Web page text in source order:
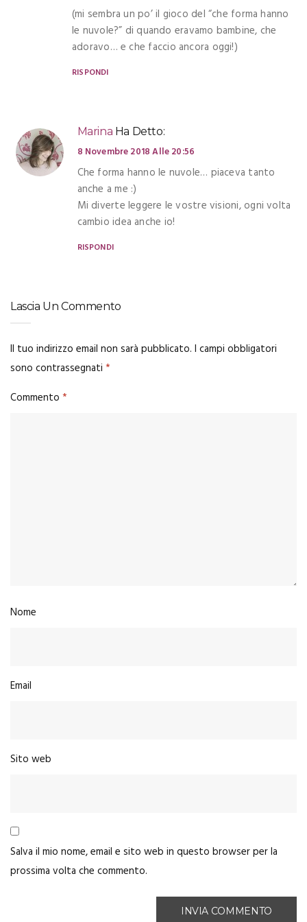
(mi sembra un po’ il gioco del “che forma hanno
le nuvole?” di quando eravamo bambine, che
adoravo… e che faccio ancora oggi!)
RISPONDI
Marina Ha Detto:
8 Novembre 2018 Alle 20:56
Che forma hanno le nuvole… piaceva tanto
anche a me :)
Mi diverte leggere le vostre visioni, ogni volta
cambio idea anche io!
RISPONDI
Lascia Un Commento
Il tuo indirizzo email non sarà pubblicato. I campi obbligatori
sono contrassegnati *
Commento *
Nome
Email
Sito web
Salva il mio nome, email e sito web in questo browser per la
prossima volta che commento.